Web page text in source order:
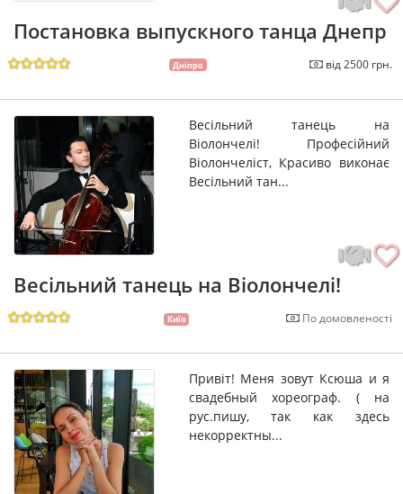
Постановка выпускного танца Днепр
Дніпро від 2500 грн.
Весільний танець на
Віолончелі! Професійний
Віолончеліст, Красиво виконає
Весільний тан...
Весільний танець на Віолончелі!
Київ По домовленості
Привіт! Меня зовут Ксюша и я
свадебный хореограф. ( на
рус.пишу, так как здесь
некорректны...